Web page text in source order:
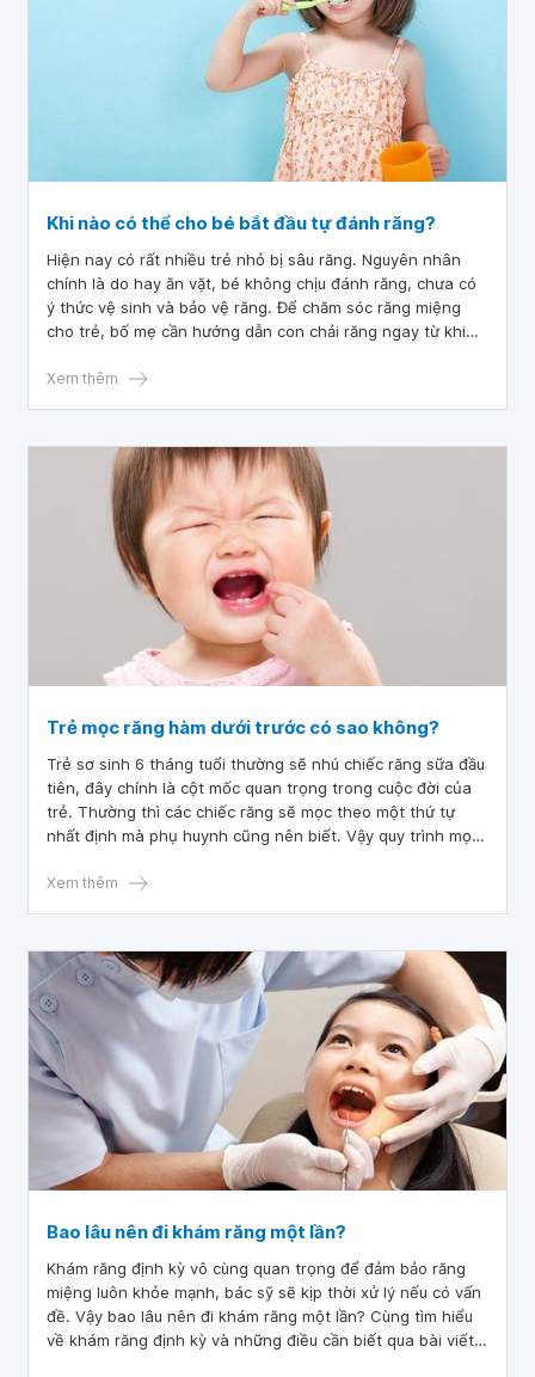
Khi nào có thể cho bé bắt đầu tự đánh răng?
Hiện nay có rất nhiều trẻ nhỏ bị sâu răng. Nguyên nhân
chính là do hay ăn vặt, bé không chịu đánh răng, chưa có
ý thức vệ sinh và bảo vệ răng. Để chăm sóc răng miệng
cho trẻ, bố mẹ cần hướng dẫn con chải răng ngay từ khi
Xem thêm
Trẻ mọc răng hàm dưới trước có sao không?
Trẻ sơ sinh 6 tháng tuổi thường sẽ nhú chiếc răng sữa đầu
tiên, đây chính là cột mốc quan trọng trong cuộc đời của
trẻ. Thường thì các chiếc răng sẽ mọc theo một thứ tự
nhất định mà phụ huynh cũng nên biết. Vậy quy trình mọc
nào?
Xem thêm
Bao lâu nên đi khám răng một lần?
Khám răng định kỳ vô cùng quan trọng để đảm bảo răng
miệng luôn khỏe mạnh, bác sỹ sẽ kịp thời xử lý nếu có vấn
đề. Vậy bao lâu nên đi khám răng một lần? Cùng tìm hiểu
về khám răng định kỳ và những điều cần biết qua bài viết